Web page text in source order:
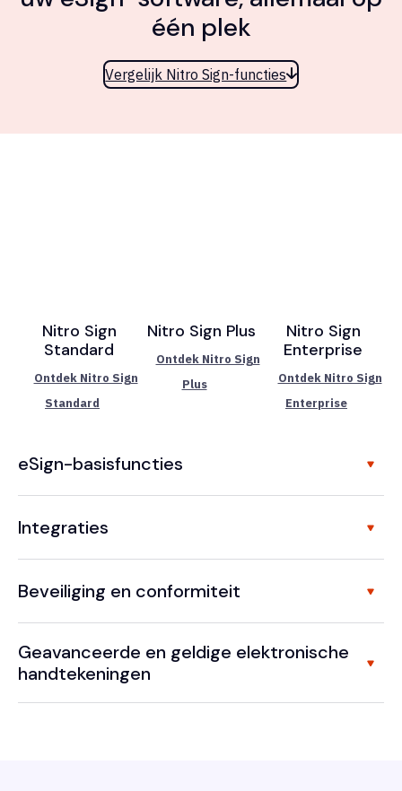
één plek
Vergelijk Nitro Sign-functies
Nitro Sign
Standard
Ontdek Nitro Sign
Standard
Nitro Sign Plus
Ontdek Nitro Sign
Plus
Nitro Sign
Enterprise
Ontdek Nitro Sign
Enterprise
eSign-basisfuncties
Integraties
Beveiliging en conformiteit
Geavanceerde en geldige elektronische
handtekeningen